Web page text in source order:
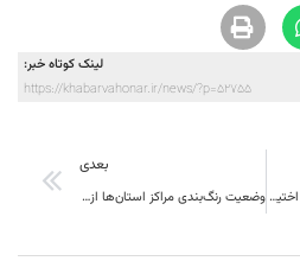
لینک کوتاه خبر:
https://khabarvahonar.ir/news/?p=52755
۳۳ میلیارد تومان تسهیلات در اختیار عشایر خراسان جنوبی قرار گرفت
بعدی
وضعیت رنگ‌بندی مراکز استان‌ها از شنبه ۱۱ بهمن ماه